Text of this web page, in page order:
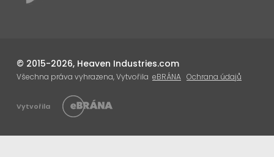
© 2015-2026, Heaven Industries.com
Všechna práva vyhrazena, Vytvořila eBRÁNA Ochrana údajů
Vytvořila